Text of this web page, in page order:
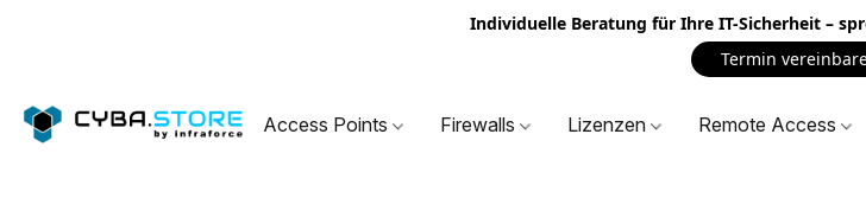
Individuelle Beratung für Ihre IT-Sicherheit –
Termin
Access Points Firewalls Lizenzen Remote Access